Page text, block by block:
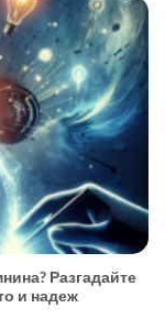
Разгадайте
и надеж